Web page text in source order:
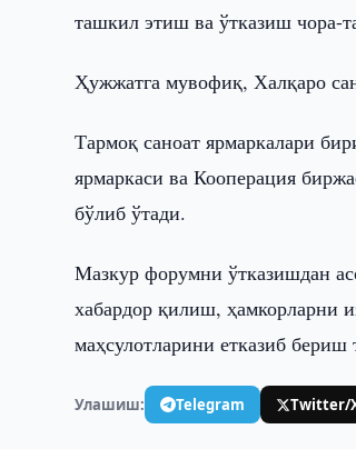
ташкил этиш ва ўтказиш чора-
Ҳужжатга мувофиқ, Халқаро
Тармоқ саноат ярмаркалари
ярмаркаси ва Кооперация
бўлиб ўтади.
Мазкур форумни ўтказишдан
хабардор қилиш, ҳамкорларни
маҳсулотларини етказиб
Улашиш: Telegram Twitter/